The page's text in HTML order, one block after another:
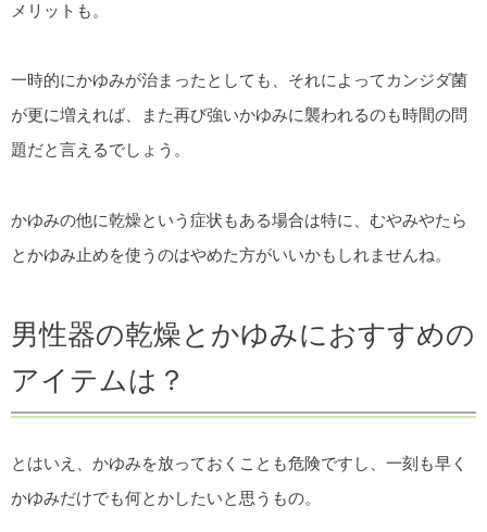
メリットも。
一時的にかゆみが治まったとしても、それによってカンジダ菌
が更に増えれば、また再び強いかゆみに襲われるのも時間の問
題だと言えるでしょう。
かゆみの他に乾燥という症状もある場合は特に、むやみやたら
とかゆみ止めを使うのはやめた方がいいかもしれませんね。
男性器の乾燥とかゆみにおすすめの
アイテムは？
とはいえ、かゆみを放っておくことも危険ですし、一刻も早く
かゆみだけでも何とかしたいと思うもの。